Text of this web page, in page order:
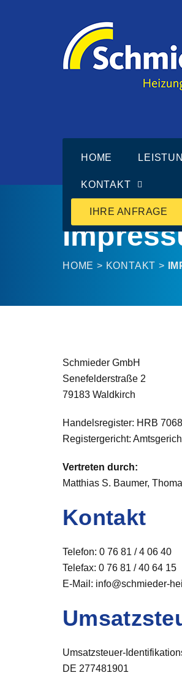
HOME
KONTAKT
IHRE ANFRAGE
HOME > KONTAKT >
Schmieder GmbH
Senefelderstraße 2
79183 Waldkirch
Handelsregister: HRB
Registergericht:
Vertreten durch:
Matthias S. Baumer,
Kontakt
Telefon: 0 76 81 / 4 06 40
Telefax: 0 76 81 / 40 64 15
E-Mail: info@schmieder-
Umsatzsteuer-
DE 277481901